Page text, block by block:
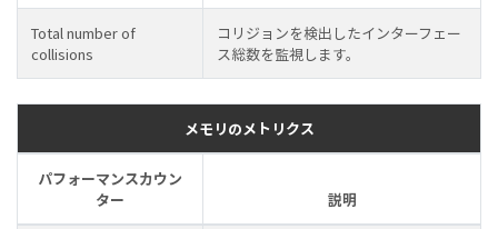
Total number of
collisions
コリジョンを検出したインターフェー
ス総数を監視します。
メモリのメトリクス
パフォーマンスカウン
ター
説明